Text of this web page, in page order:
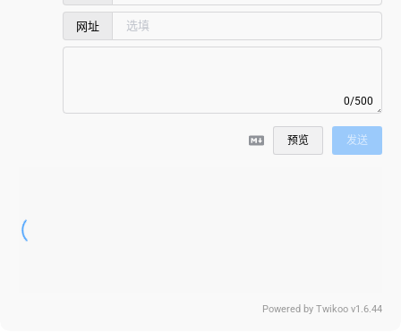
网址
0/500
预览 发送
Powered by Twikoo v1.6.44